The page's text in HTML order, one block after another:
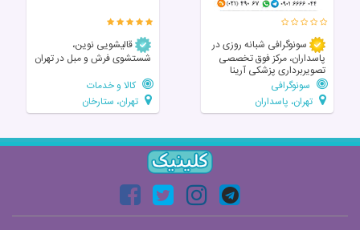
سونوگرافی شبانه روزی در
پاسداران، مرکز فوق تخصصی
تصویربرداری پزشکی آرینا
سونوگرافی
تهران، پاسداران
قالیشویی نوین،
شستشوی فرش و مبل در تهران
کالا و خدمات
تهران، ستارخان